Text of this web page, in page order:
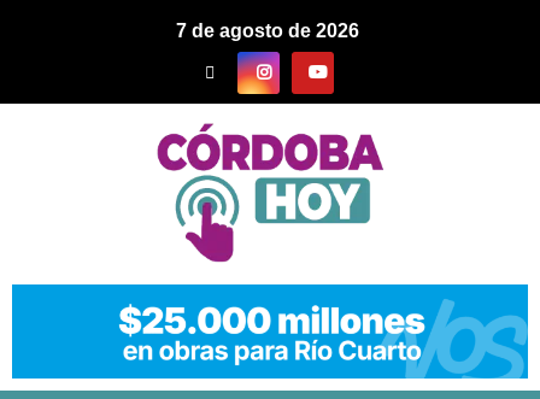
7 de agosto de 2026